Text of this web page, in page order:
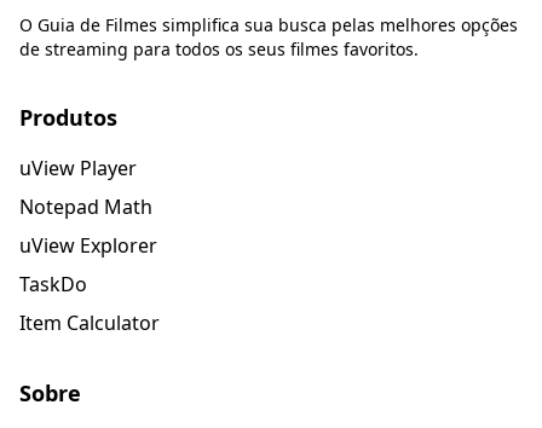
O Guia de Filmes simplifica sua busca pelas melhores opções
de streaming para todos os seus filmes favoritos.
Produtos
uView Player
Notepad Math
uView Explorer
TaskDo
Item Calculator
Sobre